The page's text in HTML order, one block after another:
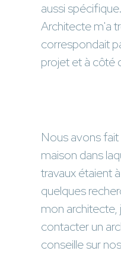
aussi
Architecte m'a
correspondait
projet et à côté
Nous avons fait
maison dans
travaux étaient
quelques
mon architecte,
contacter un
conseille sur